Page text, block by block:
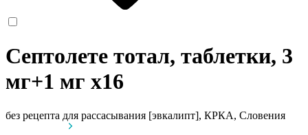
Септолете тотал, таблетки, 3
мг+1 мг x16
без рецепта для рассасывания [эвкалипт], КРКА, Словения